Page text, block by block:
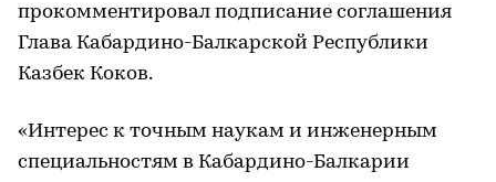
прокомментировал подписание соглашения
Глава Кабардино-Балкарской Республики
Казбек Коков.
«Интерес к точным наукам и инженерным
специальностям в Кабардино-Балкарии